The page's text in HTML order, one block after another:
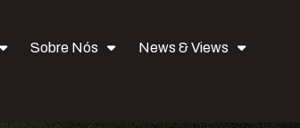
Sobre Nós
News & Views